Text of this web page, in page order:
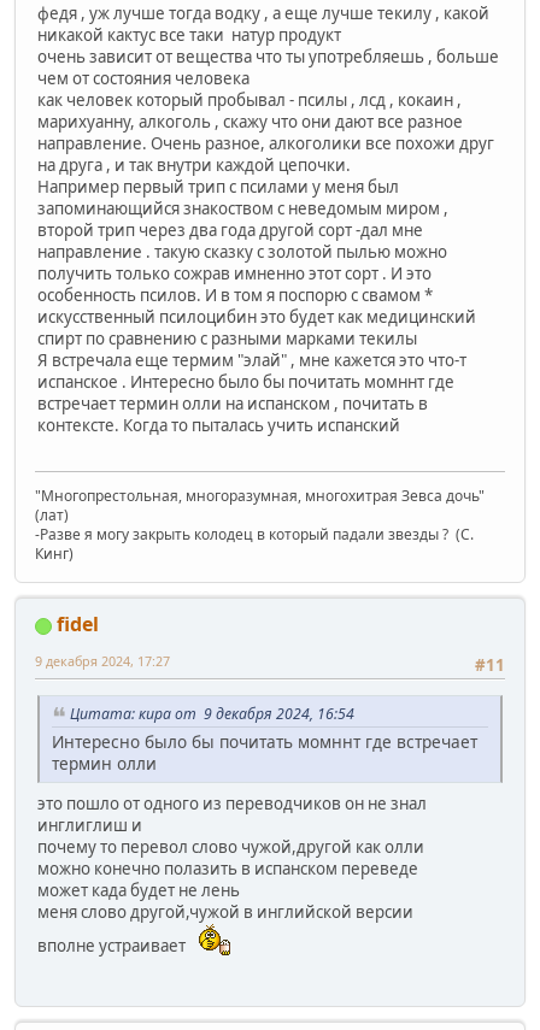
федя , уж лучше тогда водку , а еще лучше текилу , какой
никакой кактус все таки натур продукт
очень зависит от вещества что ты употребляешь , больше
чем от состояния человека
как человек который пробывал - псилы , лсд , кокаин ,
марихуанну, алкоголь , скажу что они дают все разное
направление. Очень разное, алкоголики все похожи друг
на друга , и так внутри каждой цепочки.
Например первый трип с псилами у меня был
запоминающийся знакоством с неведомым миром ,
второй трип через два года другой сорт -дал мне
направление . такую сказку с золотой пылью можно
получить только сожрав имненно этот сорт . И это
особенность псилов. И в том я поспорю с свамом *
искусственный псилоцибин это будет как медицинский
спирт по сравнению с разными марками текилы
Я встречала еще термим "элай" , мне кажется это что-т
испанское . Интересно было бы почитать момннт где
встречает термин олли на испанском , почитать в
контексте. Когда то пыталась учить испанский
"Многопрестольная, многоразумная, многохитрая Зевса дочь"
(лат)
-Разве я могу закрыть колодец в который падали звезды ? (C.
Кинг)
fidel
#11
9 декабря 2024, 17:27
Цитата: кира от 9 декабря 2024, 16:54
Интересно было бы почитать момннт где встречает
термин олли
это пошло от одного из переводчиков он не знал
инглиглиш и
почему то перевол слово чужой,другой как олли
можно конечно полазить в испанском переведе
может када будет не лень
меня слово другой,чужой в инглийской версии
вполне устраивает